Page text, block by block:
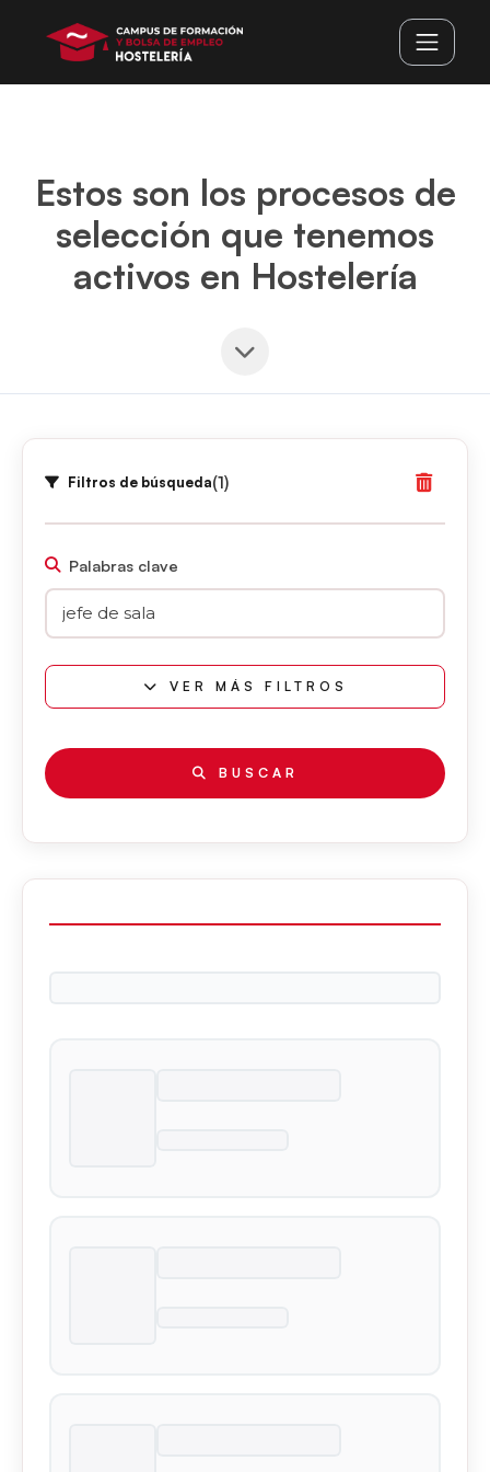
Estos son los procesos de
selección que tenemos
activos en Hostelería
Filtros de búsqueda(1)
Palabras clave
VER MÁS FILTROS
BUSCAR